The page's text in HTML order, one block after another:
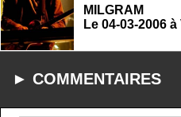
MILGRAM
Le 04-03-2006 à
► COMMENTAIRES